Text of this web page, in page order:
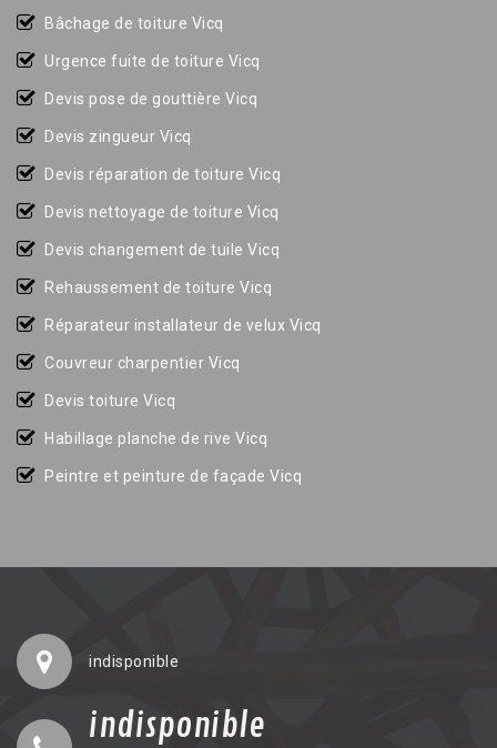
Bâchage de toiture Vicq
Urgence fuite de toiture Vicq
Devis pose de gouttière Vicq
Devis zingueur Vicq
Devis réparation de toiture Vicq
Devis nettoyage de toiture Vicq
Devis changement de tuile Vicq
Rehaussement de toiture Vicq
Réparateur installateur de velux Vicq
Couvreur charpentier Vicq
Devis toiture Vicq
Habillage planche de rive Vicq
Peintre et peinture de façade Vicq
indisponible
indisponible